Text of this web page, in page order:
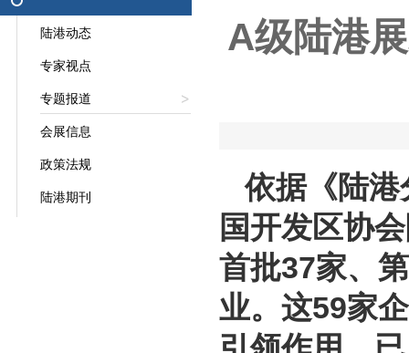
实现新突破！中欧班列西安集结中心全力构建汽车
领导致辞｜王磊在中国陆港与物流枢纽发展会议上
“一带一路”亚蓉欧（成都）国际冷链产业园启动
陆港动态
专家视点
专题报道
会展信息
政策法规
陆港期刊
A级陆港
依据《陆
国开发区协
首批37家、
业。这59家